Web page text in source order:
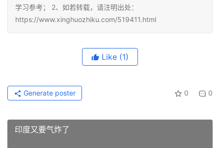
学习参考； 2、如若转载，请注明出处：
https://www.xinghuozhiku.com/519411.html
Like (1)
0 0
Generate poster
印度又要气炸了